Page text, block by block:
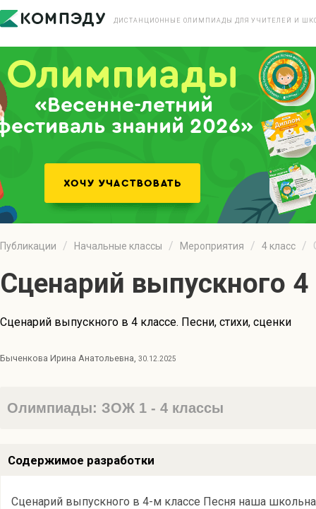
ДИСТАНЦИОННЫЕ ОЛИМПИАДЫ ДЛЯ УЧИТЕЛЕЙ И
«Весенне-летний
знаний 2026»
Публикации Начальные классы Мероприятия 4 класс
Сценарий выпускного 4
Сценарий выпускного в 4 классе. Песни, стихи, сценки
Быченкова Ирина Анатольевна, 30.12.2025
Олимпиады: ЗОЖ 1 - 4 классы
Содержимое разработки
Сценарий выпускного в 4-м классе Песня наша